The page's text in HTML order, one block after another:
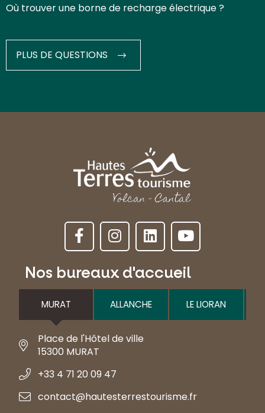
Où trouver une borne de recharge électrique ?
PLUS DE QUESTIONS
Nos bureaux d'accueil
MURAT ALLANCHE LE LIORAN
Place de l'Hôtel de ville
15300 MURAT
+33 4 71 20 09 47
contact@hautesterrestourisme.fr